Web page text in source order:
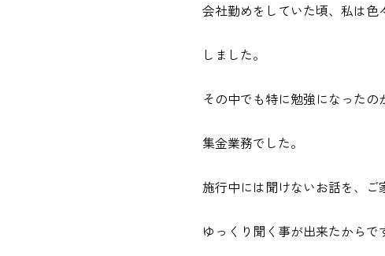
会社勤めをしていた頃、私は色
しました。
その中でも特に勉強になったの
集金業務でした。
施行中には聞けないお話を、ご
ゆっくり聞く事が出来たからで